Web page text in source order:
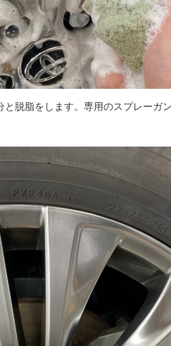
脱脂をします。専用のスプレーガ